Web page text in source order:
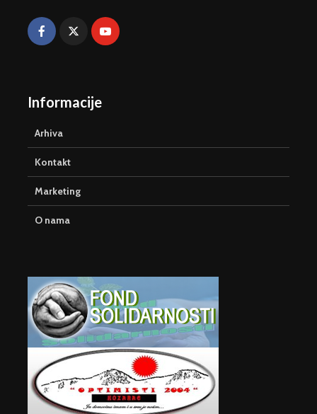
Informacije
Arhiva
Kontakt
Marketing
O nama